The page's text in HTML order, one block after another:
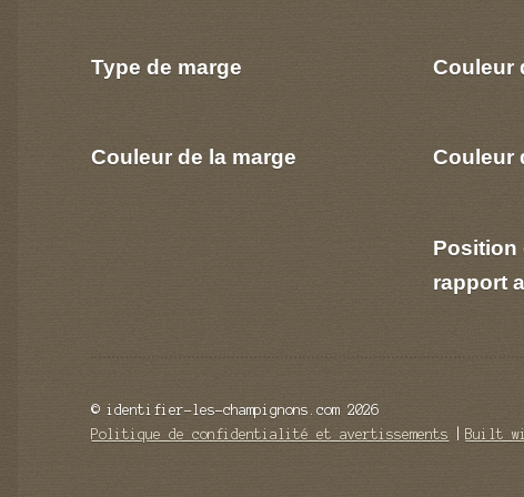
Type de marge
Couleur de la marge
Couleur
Couleur
Position
rapport
© identifier-les-champignons.com 2026
Politique de confidentialité et avertissements
Built